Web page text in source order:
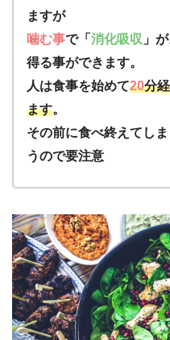
ますが
噛む事で「 消化吸収 」
得る事ができます。
人は食事を始めて20分
ます。
その前に食べ終えてし
うので要注意